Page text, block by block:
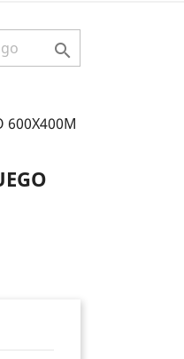

600X400M